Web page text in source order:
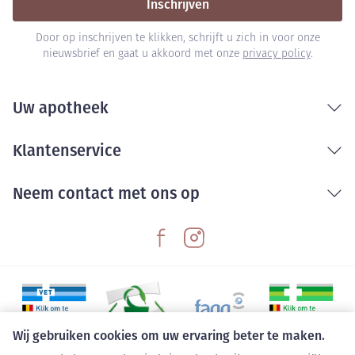
Wij gebruiken cookies om uw ervaring beter te maken.
Inschrijven
Door op inschrijven te klikken, schrijft u zich in voor onze
nieuwsbrief en gaat u akkoord met onze privacy policy.
Uw apotheek
Klantenservice
Neem contact met ons op